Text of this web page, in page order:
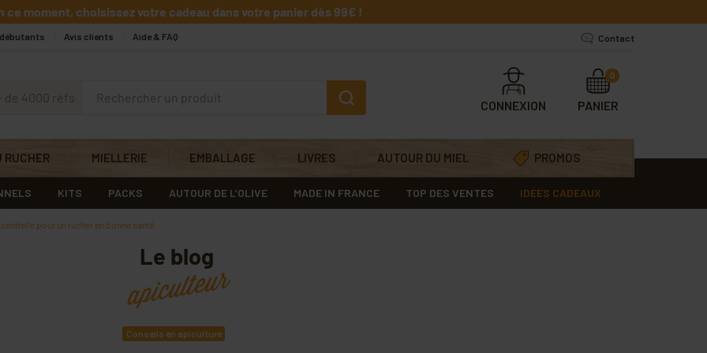
ce moment, choisissez votre cadeau dans votre panier dès 99€ !
débutants Avis clients Aide & FAQ Contact
de 4000 réfs
CONNEXION PANIER
0
RUCHER MIELLERIE EMBALLAGE LIVRES AUTOUR DU MIEL PROMOS
KITS PACKS AUTOUR DE L’OLIVE MADE IN FRANCE TOP DES VENTES IDÉES CADEAUX
pour un rucher en bonne santé
Le blog
apiculteur
Conseils en apiculture